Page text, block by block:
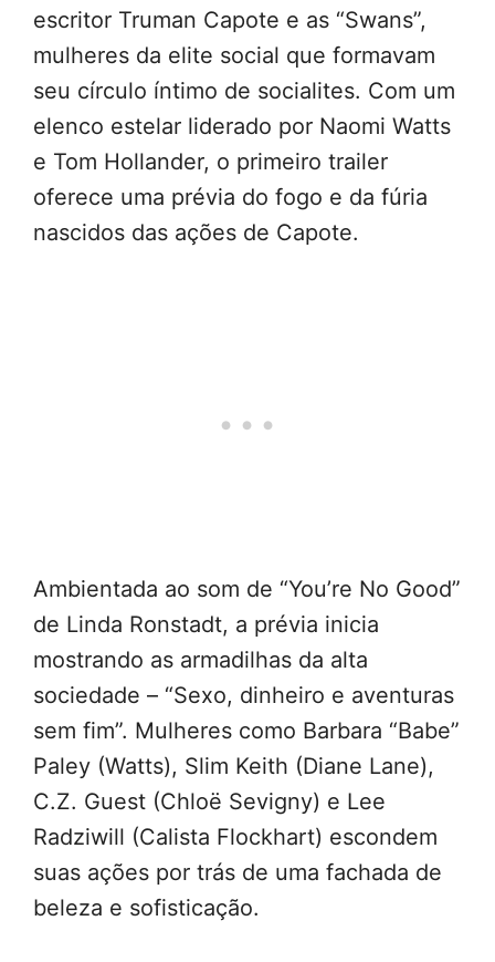
escritor Truman Capote e as “Swans”,
mulheres da elite social que formavam
seu círculo íntimo de socialites. Com um
elenco estelar liderado por Naomi Watts
e Tom Hollander, o primeiro trailer
oferece uma prévia do fogo e da fúria
nascidos das ações de Capote.
Ambientada ao som de “You’re No Good”
de Linda Ronstadt, a prévia inicia
mostrando as armadilhas da alta
sociedade – “Sexo, dinheiro e aventuras
sem fim”. Mulheres como Barbara “Babe”
Paley (Watts), Slim Keith (Diane Lane),
C.Z. Guest (Chloë Sevigny) e Lee
Radziwill (Calista Flockhart) escondem
suas ações por trás de uma fachada de
beleza e sofisticação.